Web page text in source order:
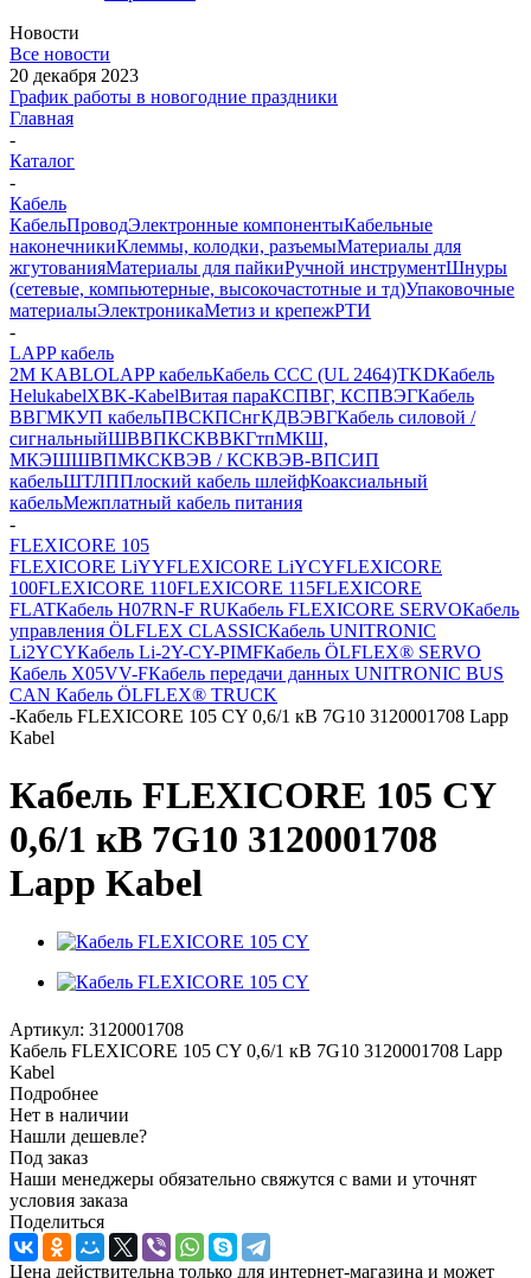
Новости
Все новости
20 декабря 2023
График работы в новогодние праздники
Главная
-
Каталог
-
Кабель
КабельПроводЭлектронные компонентыКабельные
наконечникиКлеммы, колодки, разъемыМатериалы для
жгутованияМатериалы для пайкиРучной инструментШнуры
(сетевые, компьютерные, высокочастотные и тд)Упаковочные
материалыЭлектроникаМетиз и крепежРТИ
-
LAPP кабель
2M KABLOLAPP кабельКабель CCC (UL 2464)TKDКабель
HelukabelXBK-KabelВитая параКСПВГ, КСПВЭГКабель
ВВГМКУП кабельПВСКПСнгКДВЭВГКабель силовой /
сигнальныйШВВПКСКВВКГтпМКШ,
МКЭШШВПМКСКВЭВ / КСКВЭВ-ВПСИП
кабельШТЛППлоский кабель шлейфКоаксиальный
кабельМежплатный кабель питания
-
FLEXICORE 105
FLEXICORE LiYYFLEXICORE LiYCYFLEXICORE
100FLEXICORE 110FLEXICORE 115FLEXICORE
FLATКабель H07RN-F RUКабель FLEXICORE SERVOКабель
управления ÖLFLEX CLASSICКабель UNITRONIC
Li2YCYКабель Li-2Y-CY-PIMFКабель ÖLFLEX® SERVO
Кабель X05VV-FКабель передачи данных UNITRONIC BUS
CAN Кабель ÖLFLEX® TRUCK
-Кабель FLEXICORE 105 CY 0,6/1 кВ 7G10 3120001708 Lapp
Kabel
Кабель FLEXICORE 105 CY
0,6/1 кВ 7G10 3120001708
Lapp Kabel
Артикул: 3120001708
Кабель FLEXICORE 105 CY 0,6/1 кВ 7G10 3120001708 Lapp
Kabel
Подробнее
Нет в наличии
Нашли дешевле?
Под заказ
Наши менеджеры обязательно свяжутся с вами и уточнят
условия заказа
Поделиться
Цена действительна только для интернет-магазина и может